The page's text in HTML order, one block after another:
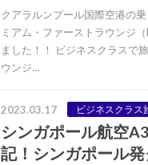
クアラルンプール国際空港の
ミアム・ファーストラウンジ
ました！！ ビジネスクラスで
ウンジ…
2023.03.17 ビジネスクラス
シンガポール航空
記！シンガポール